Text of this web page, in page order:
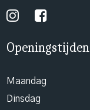
Openingstijden
Maandag
Dinsdag